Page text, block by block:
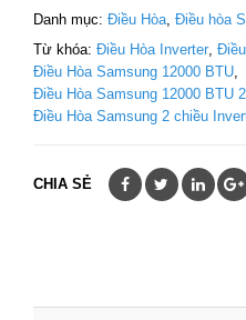
Danh mục: Điều Hòa, Điều hòa
Từ khóa: Điều Hòa Inverter
Điều Hòa Samsung 12000 BTU
Điều Hòa Samsung 12000 BTU
Điều Hòa Samsung 2 chiều
CHIA SẺ